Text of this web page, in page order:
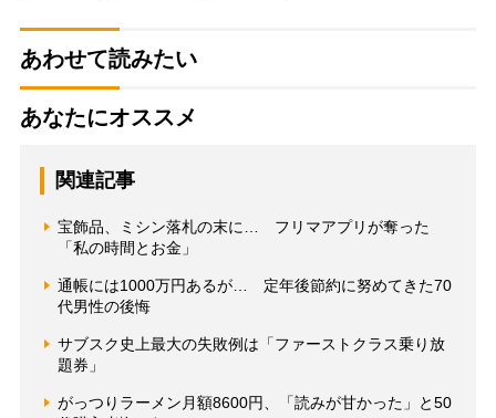
あわせて読みたい
あなたにオススメ
関連記事
宝飾品、ミシン落札の末に… フリマアプリが奪った
「私の時間とお金」
通帳には1000万円あるが… 定年後節約に努めてきた70
代男性の後悔
サブスク史上最大の失敗例は「ファーストクラス乗り放
題券」
がっつりラーメン月額8600円、「読みが甘かった」と50